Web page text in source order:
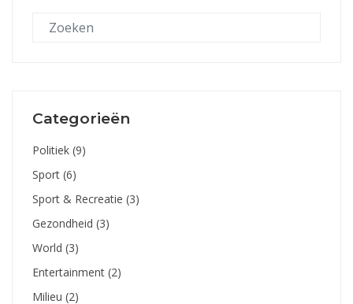
Categorieën
Politiek (9)
Sport (6)
Sport & Recreatie (3)
Gezondheid (3)
World (3)
Entertainment (2)
Milieu (2)